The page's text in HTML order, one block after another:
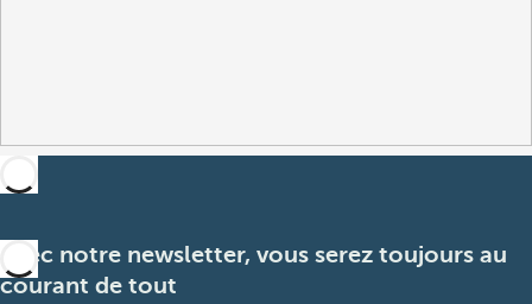
Avec notre newsletter, vous serez toujours au
courant de tout